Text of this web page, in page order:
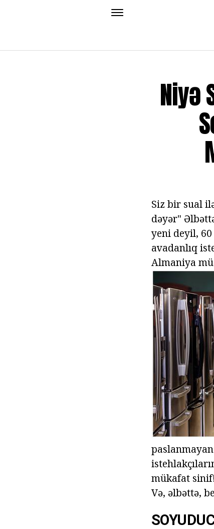
Niyə
Siz bir sual
dəyər"
yeni deyil,
avadanlıq
Almaniya
mükafat
Və, əlbəttə,